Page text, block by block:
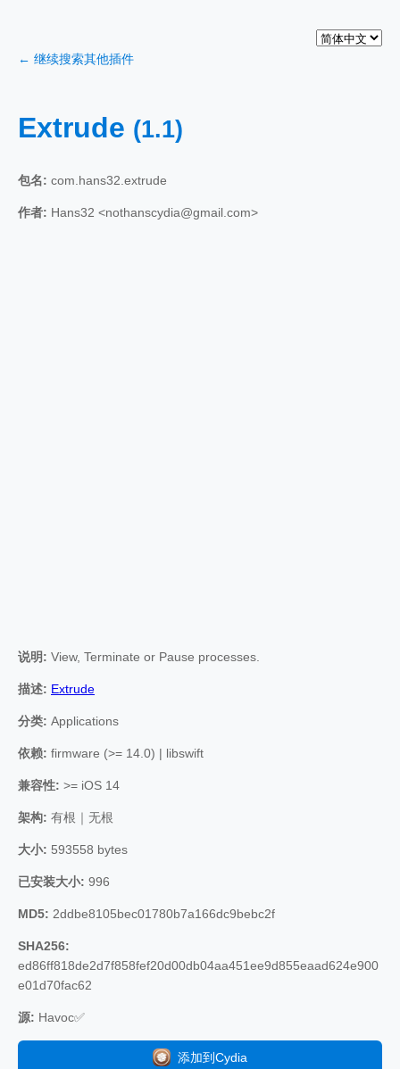
← 继续搜索其他插件
Extrude (1.1)
包名: com.hans32.extrude
作者: Hans32 <nothanscydia@gmail.com>
说明: View, Terminate or Pause processes.
描述: Extrude
分类: Applications
依赖: firmware (>= 14.0) | libswift
兼容性: >= iOS 14
架构: 有根｜无根
大小: 593558 bytes
已安装大小: 996
MD5: 2ddbe8105bec01780b7a166dc9bebc2f
SHA256:
ed86ff818de2d7f858fef20d00db04aa451ee9d855eaad624e900
e01d70fac62
源: Havoc✅
添加到Cydia